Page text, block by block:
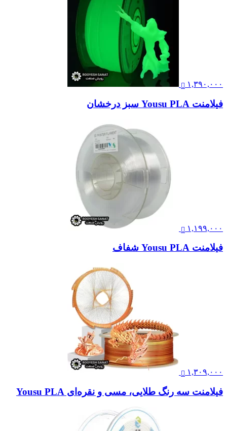
۱,۳۹۰,۰۰۰
فیلامنت Yousu PLA سبز درخشان
۱,۱۹۹,۰۰۰
فیلامنت Yousu PLA شفاف
۱,۳۰۹,۰۰۰
فیلامنت سه رنگ طلایی، مسی و نقره‌ای Yousu PLA